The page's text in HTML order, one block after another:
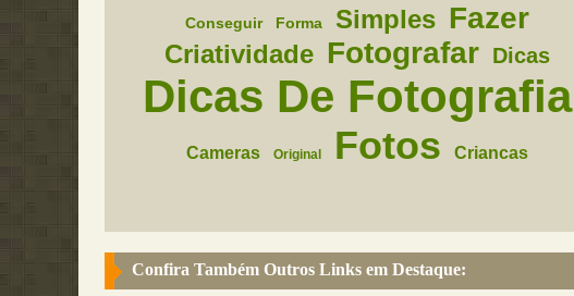
Conseguir Forma Simples Fazer
Criatividade Fotografar Dicas
Dicas De Fotografia
Cameras Original Fotos Criancas
Confira Também Outros Links em Destaque: